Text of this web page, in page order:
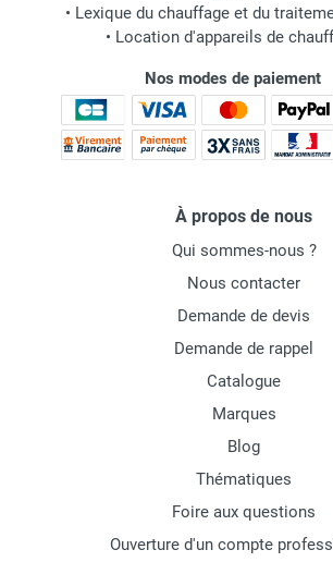
• Lexique du chauffage et du
• Location d'appareils de
Nos modes de paiement
À propos de nous
Qui sommes-nous ?
Nous contacter
Demande de devis
Demande de rappel
Catalogue
Marques
Blog
Thématiques
Foire aux questions
Ouverture d'un compte